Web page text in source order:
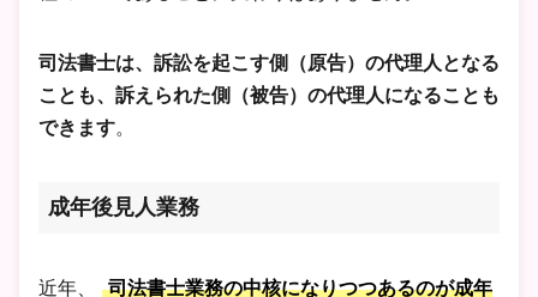
司法書士は、訴訟を起こす側（原告）の代理人となる
ことも、訴えられた側（被告）の代理人になることも
できます。
成年後見人業務
近年、
司法書士業務の中核になりつつあるのが成年